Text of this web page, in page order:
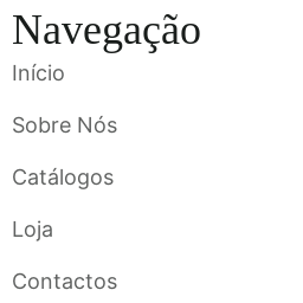
Navegação
Início
Sobre Nós
Catálogos
Loja
Contactos